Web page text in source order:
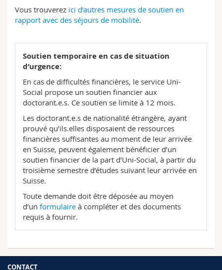
Vous trouverez ici d’autres mesures de soutien en
rapport avec des séjours de mobilité.
Soutien temporaire en cas de situation
d’urgence:
En cas de difficultés financières, le service Uni-
Social propose un soutien financier aux
doctorant.e.s. Ce soutien se limite à 12 mois.
Les doctorant.e.s de nationalité étrangère, ayant
prouvé qu’ils.elles disposaient de ressources
financières suffisantes au moment de leur arrivée
en Suisse, peuvent également bénéficier d’un
soutien financier de la part d’Uni-Social, à partir du
troisième semestre d’études suivant leur arrivée en
Suisse.
Toute demande doit être déposée au moyen
d’un formulaire à compléter et des documents
requis à fournir.
CONTACT